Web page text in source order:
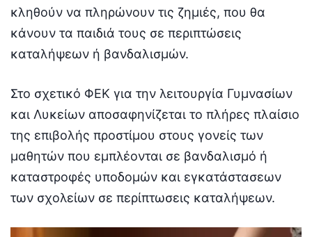
κληθούν να πληρώνουν τις ζημιές, που θα
κάνουν τα παιδιά τους σε περιπτώσεις
καταλήψεων ή βανδαλισμών.
Στο σχετικό ΦΕΚ για την λειτουργία Γυμνασίων
και Λυκείων αποσαφηνίζεται το πλήρες πλαίσιο
της επιβολής προστίμου στους γονείς των
μαθητών που εμπλέονται σε βανδαλισμό ή
καταστροφές υποδομών και εγκατάστασεων
των σχολείων σε περίπτωσεις καταλήψεων.